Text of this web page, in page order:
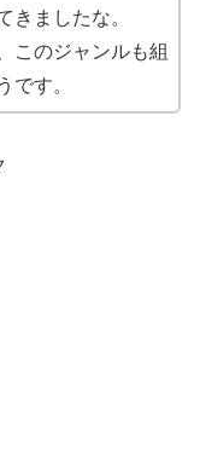
きましたな。
このジャンルも組
です。